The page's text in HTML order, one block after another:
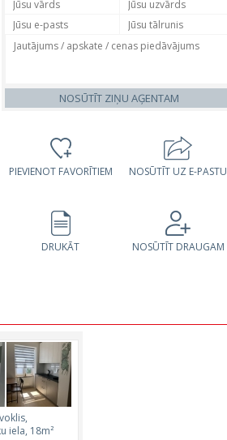
NOSŪTĪT ZIŅU AĢENTAM
PIEVIENOT FAVORĪTIEM NOSŪTĪT UZ E-PASTU
DRUKĀT NOSŪTĪT DRAUGAM
iela
iela, 18m²